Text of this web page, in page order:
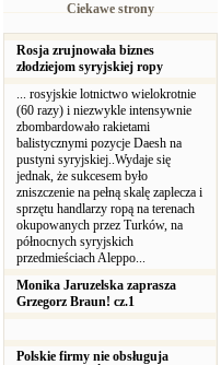
Ciekawe strony
Rosja zrujnowała biznes
złodziejom syryjskiej ropy
... rosyjskie lotnictwo wielokrotnie
(60 razy) i niezwykle intensywnie
zbombardowało rakietami
balistycznymi pozycje Daesh na
pustyni syryjskiej..Wydaje się
jednak, że sukcesem było
zniszczenie na pełną skalę zaplecza i
sprzętu handlarzy ropą na terenach
okupowanych przez Turków, na
północnych syryjskich
przedmieściach Aleppo...
Monika Jaruzelska zaprasza
Grzegorz Braun! cz.1
Polskie firmy nie obsługuja